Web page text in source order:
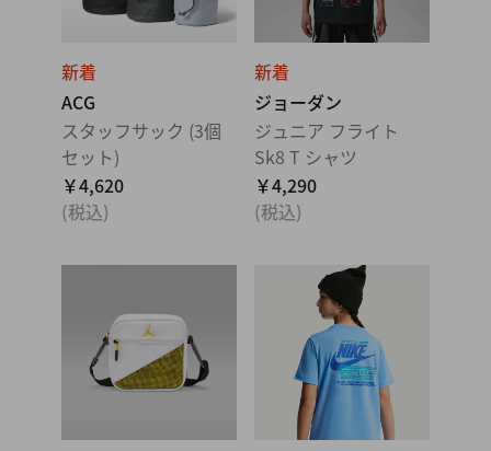
新着
ACG
スタッフサック (3個
セット)
￥4,620
(税込)
新着
ジョーダン
ジュニア フライト
Sk8 T シャツ
￥4,290
(税込)